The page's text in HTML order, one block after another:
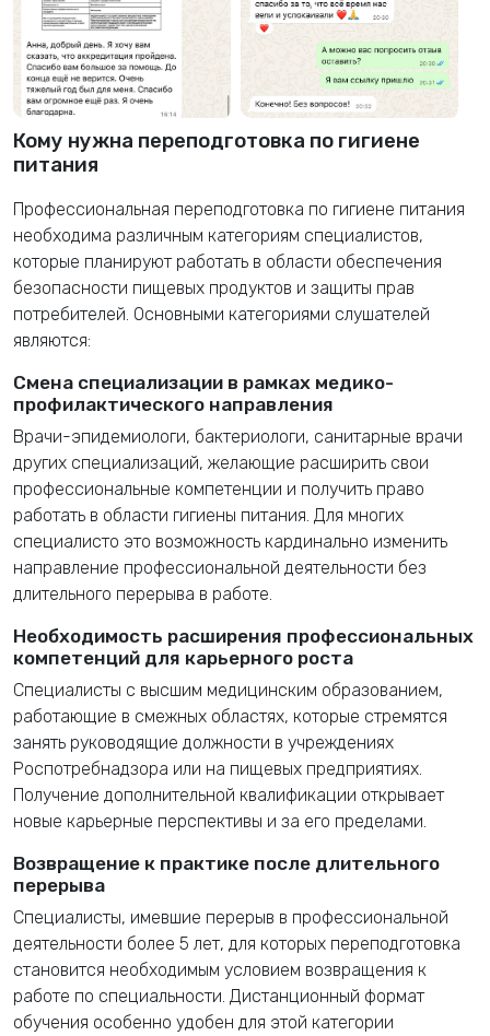
Кому нужна переподготовка по гигиене
питания
Профессиональная переподготовка по гигиене питания
необходима различным категориям специалистов,
которые планируют работать в области обеспечения
безопасности пищевых продуктов и защиты прав
потребителей. Основными категориями слушателей
являются:
Смена специализации в рамках медико-
профилактического направления
Врачи-эпидемиологи, бактериологи, санитарные врачи
других специализаций, желающие расширить свои
профессиональные компетенции и получить право
работать в области гигиены питания. Для многих
специалисто это возможность кардинально изменить
направление профессиональной деятельности без
длительного перерыва в работе.
Необходимость расширения профессиональных
компетенций для карьерного роста
Специалисты с высшим медицинским образованием,
работающие в смежных областях, которые стремятся
занять руководящие должности в учреждениях
Роспотребнадзора или на пищевых предприятиях.
Получение дополнительной квалификации открывает
новые карьерные перспективы и за его пределами.
Возвращение к практике после длительного
перерыва
Специалисты, имевшие перерыв в профессиональной
деятельности более 5 лет, для которых переподготовка
становится необходимым условием возвращения к
работе по специальности. Дистанционный формат
обучения особенно удобен для этой категории